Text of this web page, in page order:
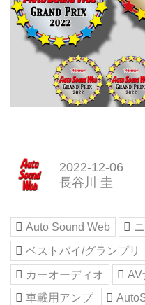
宏
構
る
席
本
デ
1
2022-12-06
長谷川 圭
Auto Sound Web
ベストバイ/グランプリ
カーオーディオ
AV
車載用アンプ